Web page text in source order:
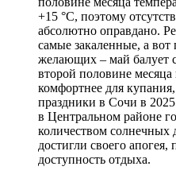
+15 °C, поэтому
абсолютно оправдано.
самые закаленные, а вот
желающих – май балует
второй половине месяца
комфортнее для
праздники в Сочи в
в Центральном районе
количеством
достигли своего апогея,
доступность отдыха.